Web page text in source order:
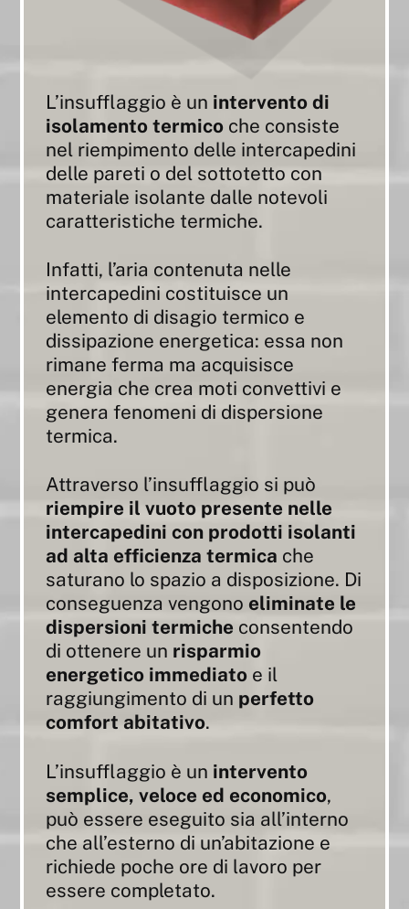
L’insufflaggio è un intervento di
isolamento termico che consiste
nel riempimento delle intercapedini
delle pareti o del sottotetto con
materiale isolante dalle notevoli
caratteristiche termiche.
Infatti, l’aria contenuta nelle
intercapedini costituisce un
elemento di disagio termico e
dissipazione energetica: essa non
rimane ferma ma acquisisce
energia che crea moti convettivi e
genera fenomeni di dispersione
termica.
Attraverso l’insufflaggio si può
riempire il vuoto presente nelle
intercapedini con prodotti isolanti
ad alta efficienza termica che
saturano lo spazio a disposizione. Di
conseguenza vengono eliminate le
dispersioni termiche consentendo
di ottenere un risparmio
energetico immediato e il
raggiungimento di un perfetto
comfort abitativo.
L’insufflaggio è un intervento
semplice, veloce ed economico,
può essere eseguito sia all’interno
che all’esterno di un’abitazione e
richiede poche ore di lavoro per
essere completato.